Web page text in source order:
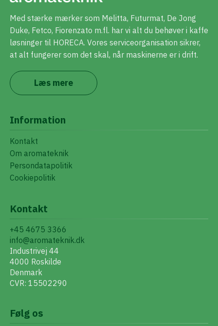
Med stærke mærker som Melitta, Futurmat, De Jong
Duke, Fetco, Fiorenzato m.fl. har vi alt du behøver i kaffe
løsninger til HORECA. Vores serviceorganisation sikrer,
at alt fungerer som det skal, når maskinerne er i drift.
Læs mere
Information
Kontakt
Om aromateknik
Persondatapolitik
Cookiepolitik
Kontakt
+45 4675 3366
info@aromateknik.dk
Industrivej 44
4000 Roskilde
Denmark
CVR: 15502290
Følg os